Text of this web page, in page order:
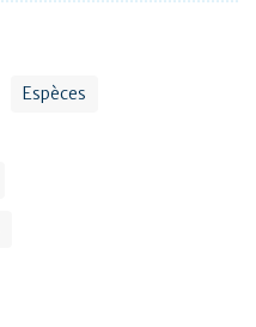
Espèces